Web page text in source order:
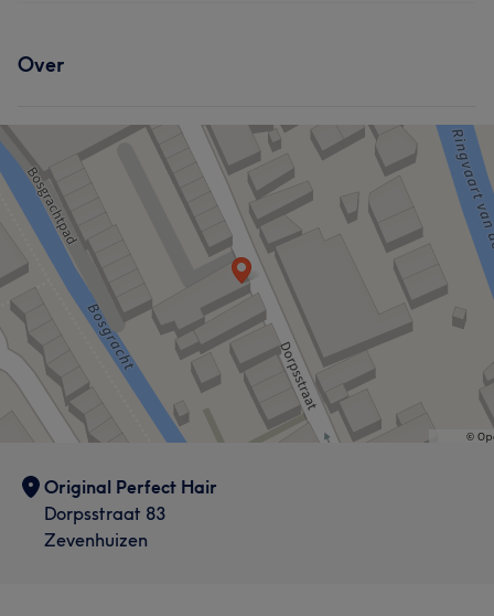
Over
Original Perfect Hair
Dorpsstraat 83
Zevenhuizen